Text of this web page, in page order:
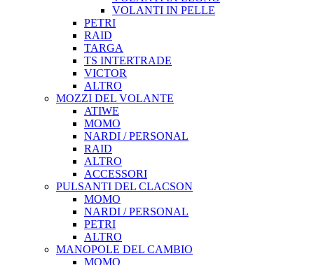
VOLANTI IN PELLE
PETRI
RAID
TARGA
TS INTERTRADE
VICTOR
ALTRO
MOZZI DEL VOLANTE
ATIWE
MOMO
NARDI / PERSONAL
RAID
ALTRO
ACCESSORI
PULSANTI DEL CLACSON
MOMO
NARDI / PERSONAL
PETRI
ALTRO
MANOPOLE DEL CAMBIO
MOMO